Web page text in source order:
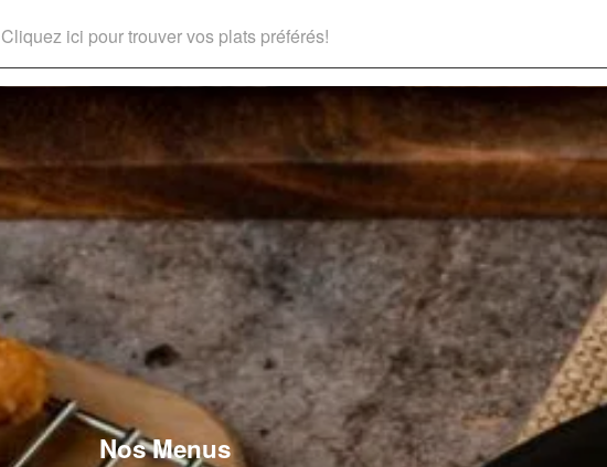
Cliquez ici pour trouver vos plats préférés!
Nos Menus